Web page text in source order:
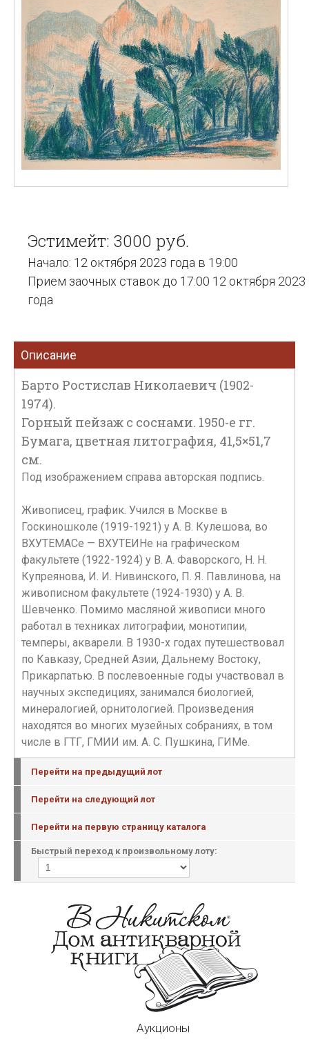
Эстимейт: 3000 руб.
Начало: 12 октября 2023 года в 19:00
Прием заочных ставок до 17:00 12 октября 2023
года
Описание
Барто Ростислав Николаевич (1902-
1974).
Горный пейзаж с соснами. 1950-е гг.
Бумага, цветная литография, 41,5×51,7
см.
Под изображением справа авторская подпись.
Живописец, график. Учился в Москве в
Госкиношколе (1919-1921) у А. В. Кулешова, во
ВХУТЕМАСе — ВХУТЕИНе на графическом
факультете (1922-1924) у В. А. Фаворского, Н. Н.
Купреянова, И. И. Нивинского, П. Я. Павлинова, на
живописном факультете (1924-1930) у А. В.
Шевченко. Помимо масляной живописи много
работал в техниках литографии, монотипии,
темперы, акварели. В 1930-х годах путешествовал
по Кавказу, Средней Азии, Дальнему Востоку,
Прикарпатью. В послевоенные годы участвовал в
научных экспедициях, занимался биологией,
минералогией, орнитологией. Произведения
находятся во многих музейных собраниях, в том
числе в ГТГ, ГМИИ им. А. С. Пушкина, ГИМе.
Перейти на предыдущий лот
Перейти на следующий лот
Перейти на первую страницу каталога
Быстрый переход к произвольному лоту:
Аукционы